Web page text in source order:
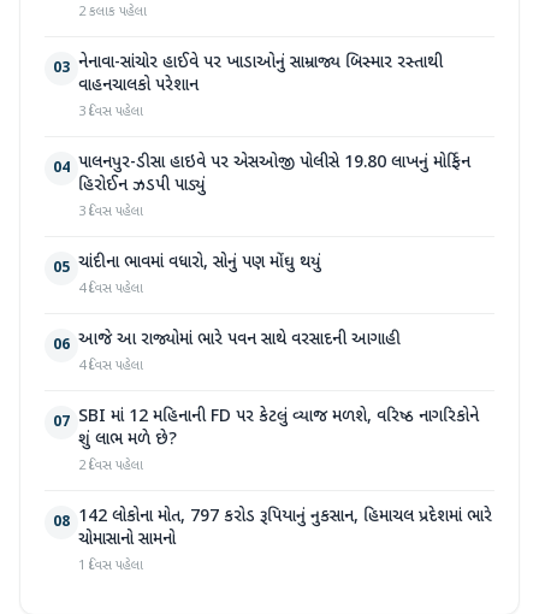
2 કલાક પહેલા
03 નેનાવા-સાંચોર હાઈવે પર ખાડાઓનું સામ્રાજ્ય બિસ્માર રસ્તાથી
વાહનચાલકો પરેશાન
3 દિવસ પહેલા
04 પાલનપુર-ડીસા હાઇવે પર એસઓજી પોલીસે 19.80 લાખનું મોર્ફિન
હિરોઈન ઝડપી પાડ્યું
3 દિવસ પહેલા
05 ચાંદીના ભાવમાં વધારો, સોનું પણ મોંઘુ થયું
4 દિવસ પહેલા
06 આજે આ રાજ્યોમાં ભારે પવન સાથે વરસાદની આગાહી
4 દિવસ પહેલા
07 SBI માં 12 મહિનાની FD પર કેટલું વ્યાજ મળશે, વરિષ્ઠ નાગરિકોને
શું લાભ મળે છે?
2 દિવસ પહેલા
08 142 લોકોના મોત, 797 કરોડ રૂપિયાનું નુકસાન, હિમાચલ પ્રદેશમાં ભારે
ચોમાસાનો સામનો
1 દિવસ પહેલા